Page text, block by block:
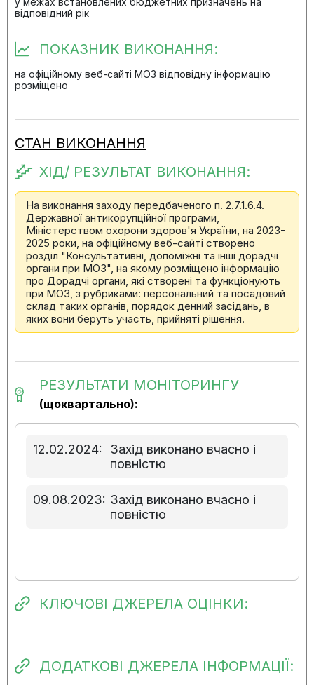
відповідний рік
ПОКАЗНИК ВИКОНАННЯ:
на офіційному веб-сайті МОЗ відповідну інформацію
розміщено
СТАН ВИКОНАННЯ
ХІД/ РЕЗУЛЬТАТ ВИКОНАННЯ:
На виконання заходу передбаченого п. 2.7.1.6.4.
Державної антикорупційної програми,
Міністерством охорони здоров'я України, на 2023-
2025 роки, на офіційному веб-сайті створено
розділ "Консультативні, допоміжні та інші дорадчі
органи при МОЗ", на якому розміщено інформацію
про Дорадчі органи, які створені та функціонують
при МОЗ, з рубриками: персональний та посадовий
склад таких органів, порядок денний засідань, в
яких вони беруть участь, прийняті рішення.
РЕЗУЛЬТАТИ МОНІТОРИНГУ
(щоквартально):
12.02.2024:
Захід виконано вчасно і
повністю
09.08.2023: Захід виконано вчасно і
повністю
КЛЮЧОВІ ДЖЕРЕЛА ОЦІНКИ:
ДОДАТКОВІ ДЖЕРЕЛА ІНФОРМАЦІЇ: